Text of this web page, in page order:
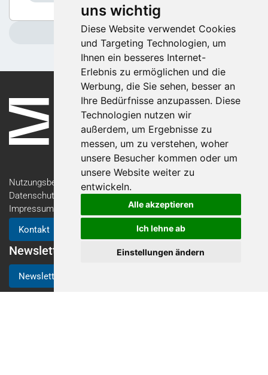
uns wichtig
Diese Website verwendet Cookies
und Targeting Technologien, um
Ihnen ein besseres Internet-
Erlebnis zu ermöglichen und die
Werbung, die Sie sehen, besser an
Ihre Bedürfnisse anzupassen. Diese
Technologien nutzen wir
außerdem, um Ergebnisse zu
messen, um zu verstehen, woher
unsere Besucher kommen oder um
unsere Website weiter zu
entwickeln.
Alle akzeptieren
Ich lehne ab
Einstellungen ändern
Weitere laden
Nutzungsbedingungen
Datenschutzerklärung
Impressum
Kontakt
Newsletter
Newsletter-Anmeldung